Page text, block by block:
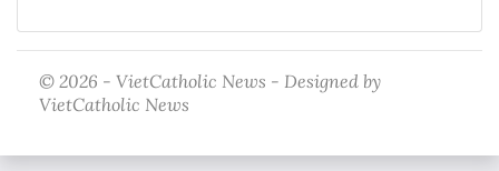
© 2026 - VietCatholic News - Designed by
VietCatholic News